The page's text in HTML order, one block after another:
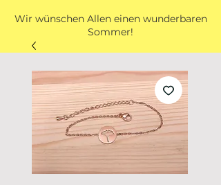
Wir wünschen Allen einen wunderbaren
Sommer!